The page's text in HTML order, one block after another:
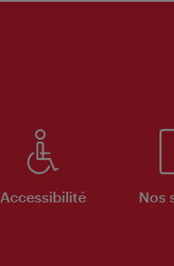
Accessibilité Nos